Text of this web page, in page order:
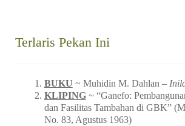
Terlaris Pekan Ini
BUKU ~ Muhidin M. Dahlan –
KLIPING~ “Ganefo:
dan Fasilitas Tambahan di GBK”
No. 83, Agustus 1963)